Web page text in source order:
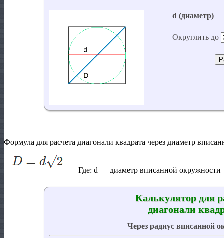
Формула для расчета диагонали квадрата через диаметр
Где: d — диаметр вписанной окружности